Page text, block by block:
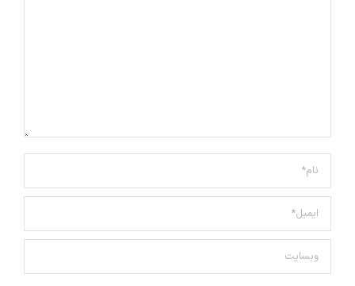
نام *
ایمیل *
وبسایت